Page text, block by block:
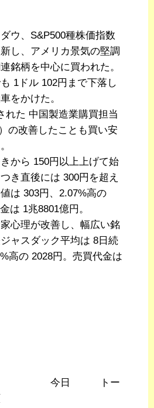
ウ、S&P500種株価指数
し、アメリカ景気の堅調
銘柄を中心に買われた。
1ドル 102円まで下落し
をかけた。
れた 中国製造業購買担当
の改善したことも買い安
から 150円以上上げて始
き直後には 300円を超え
は 303円、2.07%高の
は 1兆8801億円。
心理が改善し、幅広い銘
ャスダック平均は 8日続
高の 2028円。売買代金は
トー